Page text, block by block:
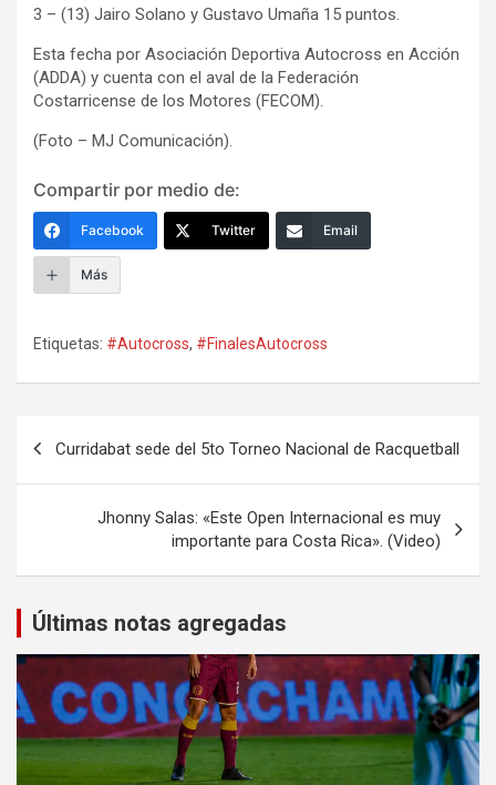
3 – (13) Jairo Solano y Gustavo Umaña 15 puntos.
Esta fecha por Asociación Deportiva Autocross en Acción
(ADDA) y cuenta con el aval de la Federación
Costarricense de los Motores (FECOM).
(Foto – MJ Comunicación).
Compartir por medio de:
Facebook Twitter Email
Más
Etiquetas: #Autocross, #FinalesAutocross
Curridabat sede del 5to Torneo Nacional de Racquetball
Jhonny Salas: «Este Open Internacional es muy
importante para Costa Rica». (Video)
Últimas notas agregadas